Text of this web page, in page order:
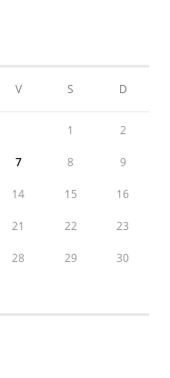
V S D
1 2
7 8 9
14 15 16
21 22 23
28 29 30